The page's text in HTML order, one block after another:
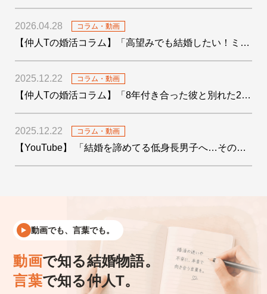
2026.04.28 コラム・動画
【仲人Tの婚活コラム】「高望みでも結婚したい！ミドサー男子の婚活〜4つの婚活テクも添えて〜」を公開しました
2025.12.22 コラム・動画
【仲人Tの婚活コラム】「8年付き合った彼と別れた29歳女子の婚活」を公開しました
2025.12.22 コラム・動画
【YouTube】 「結婚を諦めてる低身長男子へ…その絶望をデータで希望に変えます！」を公開しました
動画でも、言葉でも。
動画で知る結婚物語。
言葉で知る仲人T。